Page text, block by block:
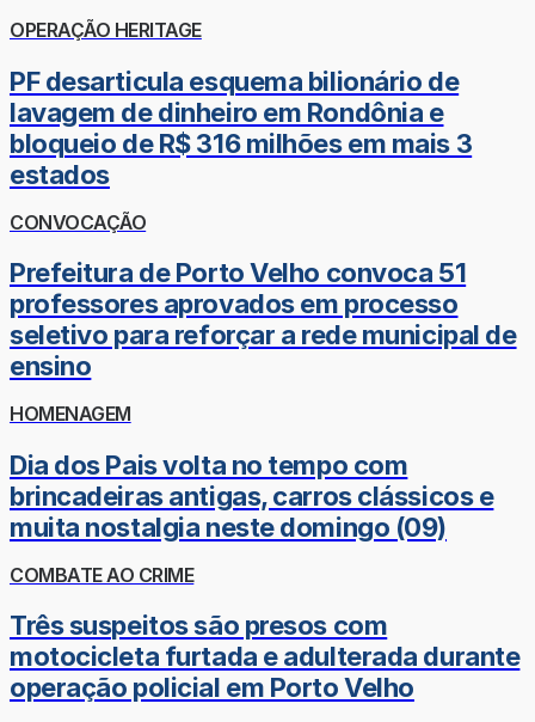
OPERAÇÃO HERITAGE
PF desarticula esquema bilionário de
lavagem de dinheiro em Rondônia e
bloqueio de R$ 316 milhões em mais 3
estados
CONVOCAÇÃO
Prefeitura de Porto Velho convoca 51
professores aprovados em processo
seletivo para reforçar a rede municipal de
ensino
HOMENAGEM
Dia dos Pais volta no tempo com
brincadeiras antigas, carros clássicos e
muita nostalgia neste domingo (09)
COMBATE AO CRIME
Três suspeitos são presos com
motocicleta furtada e adulterada durante
operação policial em Porto Velho